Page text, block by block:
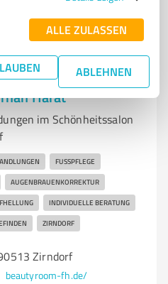
ALLE ZULASSEN
ABLEHNEN
Harat
im Schönheitssalon
FUSSPFLEGE
AUGENBRAUENKORREKTUR
INDIVIDUELLE BERATUNG
ZIRNDORF
Zirndorf
beautyroom-fh.de/